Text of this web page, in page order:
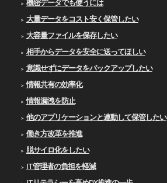
機密データでも使うには
大量データをコスト安く保管したい
大容量ファイルを保存したい
相手からデータを安全に送ってほしい
意識せずにデータをバックアップしたい
情報共有の効率化
情報漏洩を防止
他のアプリケーションと連動して保管したい
働き方改革を推進
脱サイロ化をしたい
IT管理者の負担を軽減